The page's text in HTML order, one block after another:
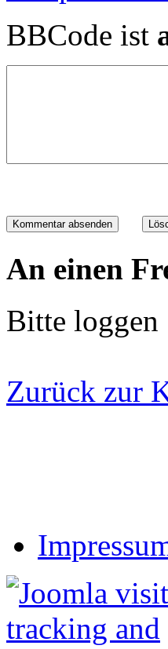
BBCode ist
An einen
Bitte loggen
Zurück zur